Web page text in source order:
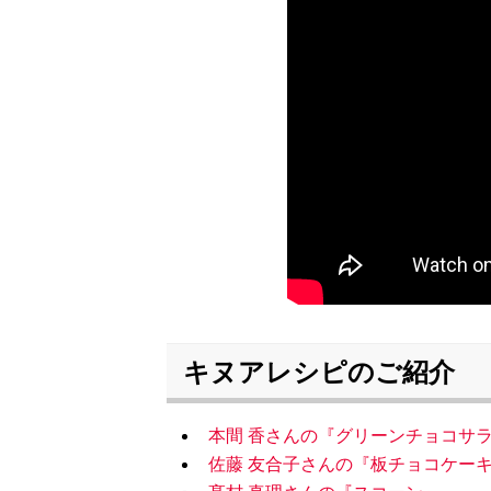
キヌアレシピのご紹介
本間 香さんの『グリーンチョコサラ
佐藤 友合子さんの『板チョコケーキ